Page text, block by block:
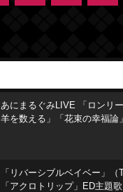
あにまるぐみLIVE 「ロンリ
羊を数える」「花束の幸福論」
「リバーシブルベイベー」（
「アクロトリップ」ED主題歌